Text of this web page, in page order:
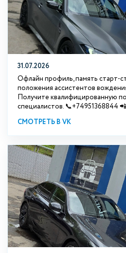
31.07.2026
Офлайн профиль, память старт-
положения ассистентов
Получите квалифицированную
специалистов. 📞+74951368844
СМОТРЕТЬ В VK